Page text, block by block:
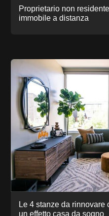
Proprietario non
immobile a distanza
Le 4 stanze da
un effetto casa da sogno